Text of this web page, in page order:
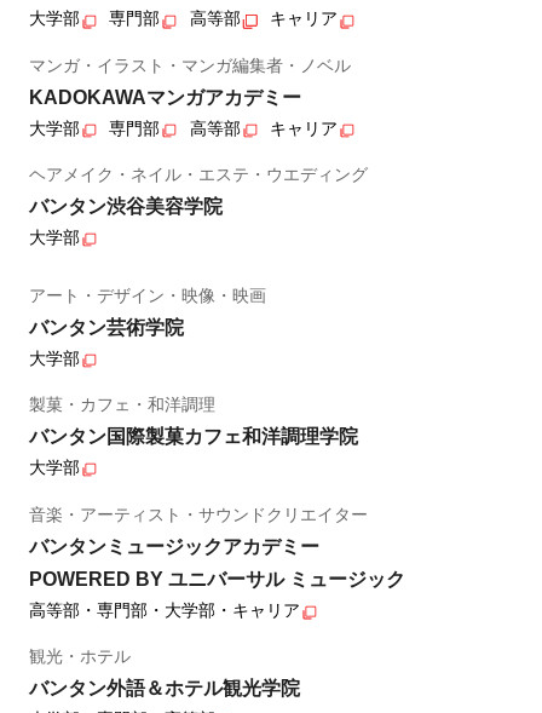
大学部 専門部 高等部 キャリア
マンガ・イラスト・マンガ編集者・ノベル
KADOKAWAマンガアカデミー
大学部 専門部 高等部 キャリア
ヘアメイク・ネイル・エステ・ウエディング
バンタン渋谷美容学院
大学部
アート・デザイン・映像・映画
バンタン芸術学院
大学部
製菓・カフェ・和洋調理
バンタン国際製菓カフェ和洋調理学院
大学部
音楽・アーティスト・サウンドクリエイター
バンタンミュージックアカデミー
POWERED BY ユニバーサル ミュージック
高等部・専門部・大学部・キャリア
観光・ホテル
バンタン外語＆ホテル観光学院